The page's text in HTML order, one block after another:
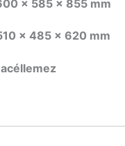
× 585 × 855 mm
× 485 × 620 mm